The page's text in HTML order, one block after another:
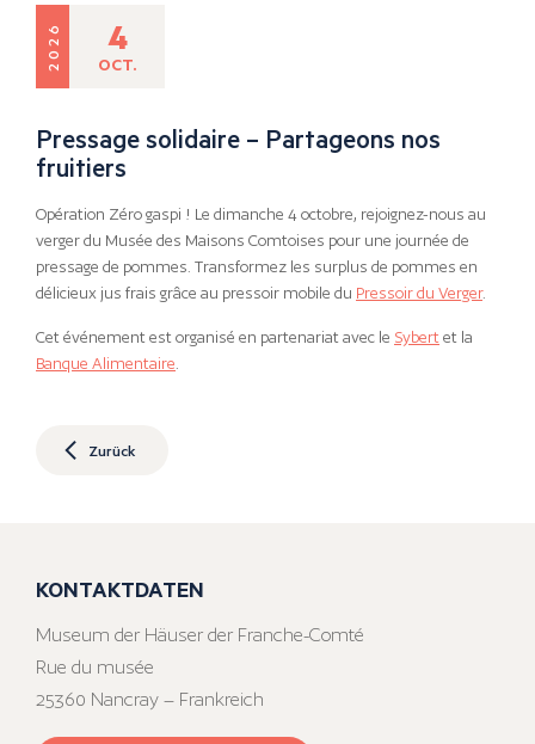
2026 4
OCT.
Pressage solidaire – Partageons nos
fruitiers
Opération Zéro gaspi ! Le dimanche 4 octobre, rejoignez-nous au
verger du Musée des Maisons Comtoises pour une journée de
pressage de pommes. Transformez les surplus de pommes en
délicieux jus frais grâce au pressoir mobile du Pressoir du Verger.
Cet événement est organisé en partenariat avec le Sybert et la
Banque Alimentaire.
Zurück
KONTAKTDATEN
Museum der Häuser der Franche-Comté
Rue du musée
25360 Nancray – Frankreich